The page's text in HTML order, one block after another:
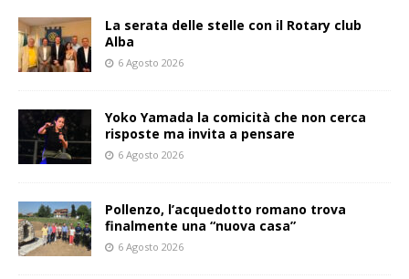
La serata delle stelle con il Rotary club
Alba
6 Agosto 2026
Yoko Yamada la comicità che non cerca
risposte ma invita a pensare
6 Agosto 2026
Pollenzo, l’acquedotto romano trova
finalmente una “nuova casa”
6 Agosto 2026